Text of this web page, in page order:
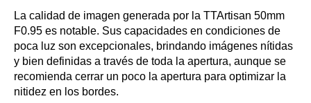
La calidad de imagen generada por la TTArtisan 50mm
F0.95 es notable. Sus capacidades en condiciones de
poca luz son excepcionales, brindando imágenes nítidas
y bien definidas a través de toda la apertura, aunque se
recomienda cerrar un poco la apertura para optimizar la
nitidez en los bordes.